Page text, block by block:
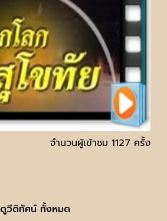
จำนวนผู้เข้าชม 1127 ครั้ง
ดูวีดิทัศน์ ทั้งหมด